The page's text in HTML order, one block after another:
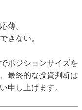
薄。
きない。
ポジションサイズを
最終的な投資判断は
申し上げます。